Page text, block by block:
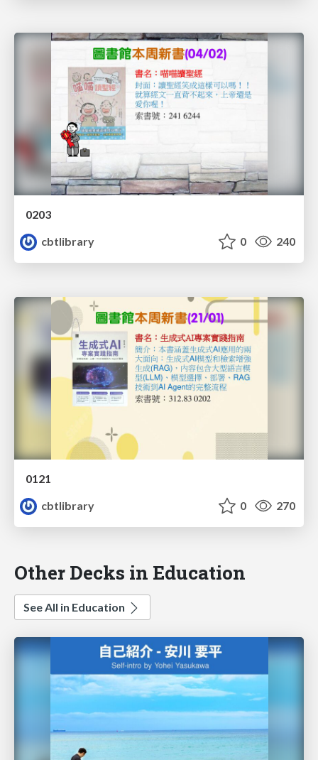
0203
cbtlibrary
0 240
0121
cbtlibrary
0 270
Other Decks in Education
See All in Education